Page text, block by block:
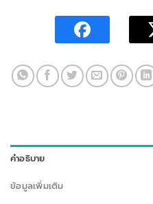
คำอธิบาย
ข้อมูลเพิ่มเติม